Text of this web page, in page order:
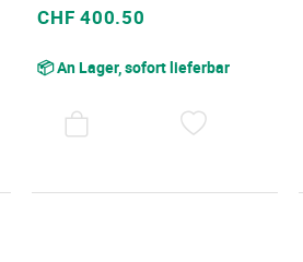
Sonderpreis
CHF 400.50
📦 An Lager, sofort lieferbar